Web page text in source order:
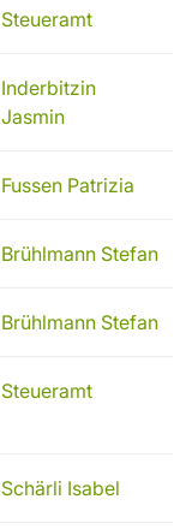
Steueramt
Inderbitzin
Jasmin
Fussen Patrizia
Brühlmann Stefan
Brühlmann Stefan
Steueramt
Schärli Isabel